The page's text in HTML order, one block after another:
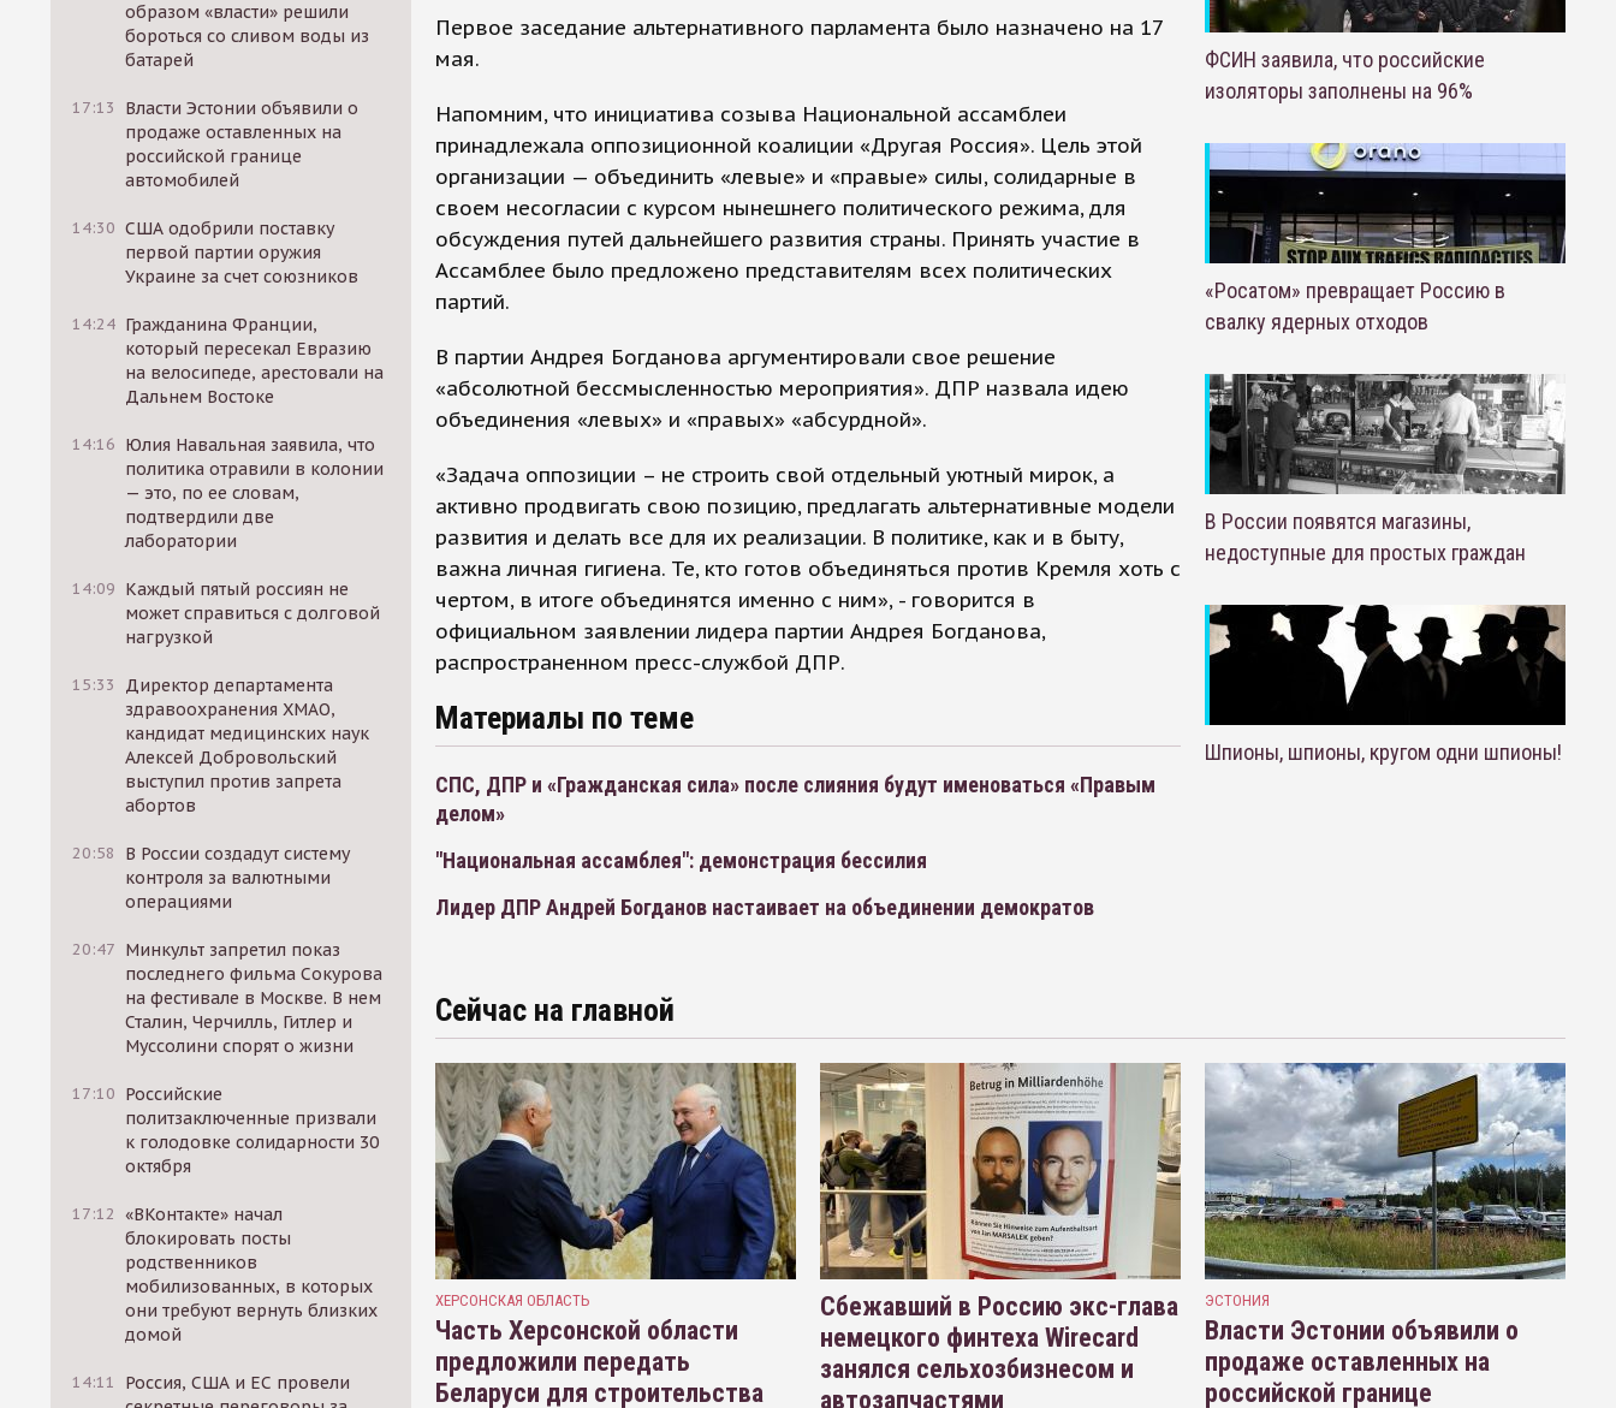
образом «власти» решили
бороться со сливом воды из
батарей
17:13
Власти Эстонии объявили о
продаже оставленных на
российской границе
автомобилей
14:30 США одобрили поставку
первой партии оружия
Украине за счет союзников
14:24 Гражданина Франции,
который пересекал Евразию
на велосипеде, арестовали на
Дальнем Востоке
14:16 Юлия Навальная заявила, что
политика отравили в колонии
— это, по ее словам,
подтвердили две
лаборатории
14:09 Каждый пятый россиян не
может справиться с долговой
нагрузкой
15:33
Директор департамента
здравоохранения ХМАО,
кандидат медицинских наук
Алексей Добровольский
выступил против запрета
абортов
20:58
В России создадут систему
контроля за валютными
операциями
20:47 Минкульт запретил показ
последнего фильма Сокурова
на фестивале в Москве. В нем
Сталин, Черчилль, Гитлер и
Муссолини спорят о жизни
17:10 Российские
политзаключенные призвали
к голодовке солидарности 30
октября
17:12 «ВКонтакте» начал
блокировать посты
родственников
мобилизованных, в которых
они требуют вернуть близких
домой
14:11
Россия, США и ЕС провели
Первое заседание альтернативного парламента было назначено на 17
мая.
Напомним, что инициатива созыва Национальной ассамблеи
принадлежала оппозиционной коалиции «Другая Россия». Цель этой
организации — объединить «левые» и «правые» силы, солидарные в
своем несогласии с курсом нынешнего политического режима, для
обсуждения путей дальнейшего развития страны. Принять участие в
Ассамблее было предложено представителям всех политических
партий.
В партии Андрея Богданова аргументировали свое решение
«абсолютной бессмысленностью мероприятия». ДПР назвала идею
объединения «левых» и «правых» «абсурдной».
«Задача оппозиции – не строить свой отдельный уютный мирок, а
активно продвигать свою позицию, предлагать альтернативные модели
развития и делать все для их реализации. В политике, как и в быту,
важна личная гигиена. Те, кто готов объединяться против Кремля хоть с
чертом, в итоге объединятся именно с ним», - говорится в
официальном заявлении лидера партии Андрея Богданова,
распространенном пресс-службой ДПР.
Материалы по теме
СПС, ДПР и «Гражданская сила» после слияния будут именоваться «Правым
делом»
"Национальная ассамблея": демонстрация бессилия
Лидер ДПР Андрей Богданов настаивает на объединении демократов
ФСИН заявила, что российские
изоляторы заполнены на 96%
«Росатом» превращает Россию в
свалку ядерных отходов
В России появятся магазины,
недоступные для простых граждан
Шпионы, шпионы, кругом одни шпионы!
Сейчас на главной
ХЕРСОНСКАЯ ОБЛАСТЬ
Часть Херсонской области
предложили передать
Беларуси для строительства
Сбежавший в Россию экс-глава
немецкого финтеха Wirecard
занялся сельхозбизнесом и
автозапчастями
ЭСТОНИЯ
Власти Эстонии объявили о
продаже оставленных на
российской границе